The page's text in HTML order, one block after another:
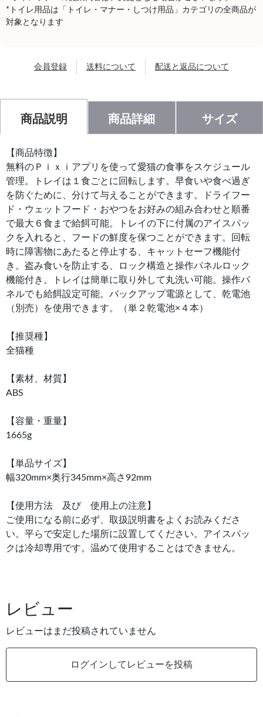
*トイレ用品は「トイレ・マナー・しつけ用品」カテゴリの全商品が
対象となります
会員登録 送料について 配送と返品について
商品説明 商品詳細 サイズ
【商品特徴】
無料のＰｉｘｉアプリを使って愛猫の食事をスケジュール
管理。トレイは１食ごとに回転します。早食いや食べ過ぎ
を防ぐために、分けて与えることができます。ドライフー
ド・ウェットフード・おやつをお好みの組み合わせと順番
で最大６食まで給餌可能。トレイの下に付属のアイスパッ
クを入れると、フードの鮮度を保つことができます。回転
時に障害物にあたると停止する、キャットセーフ機能付
き。盗み食いを防止する、ロック構造と操作パネルロック
機能付き。トレイは簡単に取り外して丸洗い可能。操作パ
ネルでも給餌設定可能。バックアップ電源として、乾電池
（別売）を使用できます。（単２乾電池×４本）
【推奨種】
全猫種
【素材、材質】
ABS
【容量・重量】
1665g
【単品サイズ】
幅320mm×奥行345mm×高さ92mm
【使用方法 及び 使用上の注意】
ご使用になる前に必ず、取扱説明書をよくお読みくださ
い。平らで安定した場所に設置してください。アイスパッ
クは冷却専用です。温めて使用することはできません。
レビュー
レビューはまだ投稿されていません
ログインしてレビューを投稿